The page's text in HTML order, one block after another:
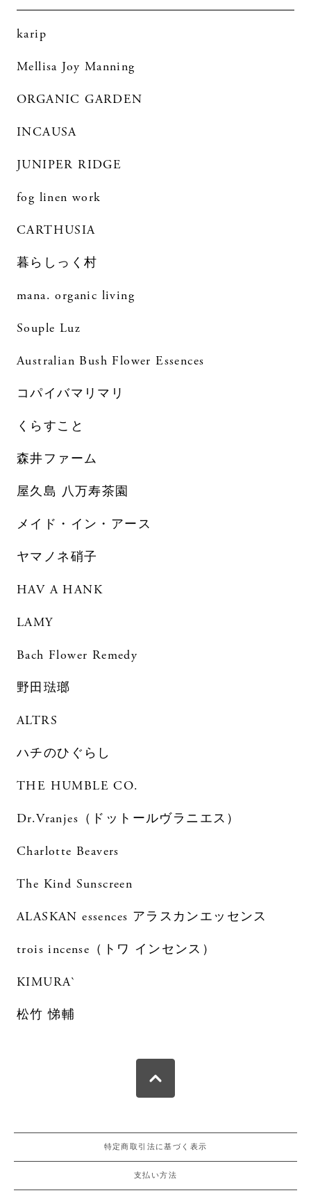
karip
Mellisa Joy Manning
ORGANIC GARDEN
INCAUSA
JUNIPER RIDGE
fog linen work
CARTHUSIA
暮らしっく村
mana. organic living
Souple Luz
Australian Bush Flower Essences
コパイバマリマリ
くらすこと
森井ファーム
屋久島 八万寿茶園
メイド・イン・アース
ヤマノネ硝子
HAV A HANK
LAMY
Bach Flower Remedy
野田琺瑯
ALTRS
ハチのひぐらし
THE HUMBLE CO.
Dr.Vranjes（ドットールヴラニエス）
Charlotte Beavers
The Kind Sunscreen
ALASKAN essences アラスカンエッセンス
trois incense（トワ インセンス）
KIMURA`
松竹 悌輔
特定商取引法に基づく表示
支払い方法